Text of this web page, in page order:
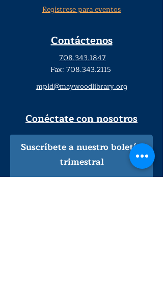
Regístrese para eventos
Contáctenos
708.343.1847
Fax: 708.343.2115
mpld@maywoodlibrary.org
Conéctate con nosotros
Suscríbete a nuestro boletín
trimestral